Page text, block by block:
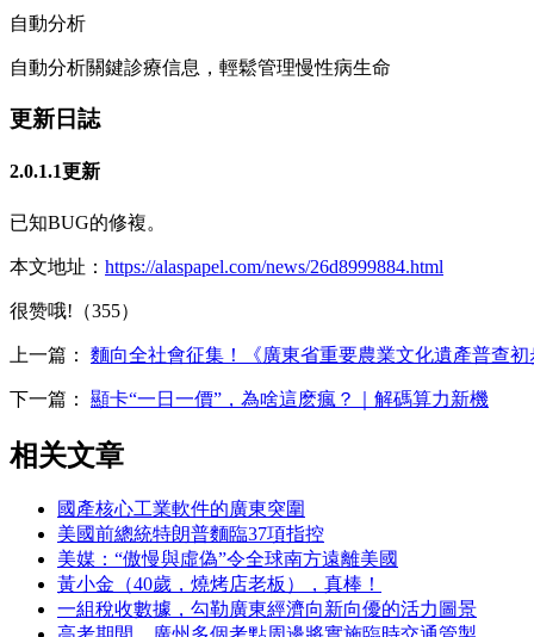
自動分析
自動分析關鍵診療信息，輕鬆管理慢性病生命
更新日誌
2.0.1.1更新
已知BUG的修複。
本文地址： https://alaspapel.com/news/26d8999884.html
很赞哦!（355）
上一篇： 麵向全社會征集！《廣東省重要農業文化遺產普查
下一篇： 顯卡“一日一價”，為啥這麽瘋？｜解碼算力新機
相关文章
國產核心工業軟件的廣東突圍
美國前總統特朗普麵臨37項指控
美媒：“傲慢與虛偽”令全球南方遠離美國
黃小金（40歲，燒烤店老板），真棒！
一組稅收數據，勾勒廣東經濟向新向優的活力圖景